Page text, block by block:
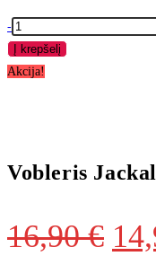
-
Į krepšelį
Akcija!
Vobleris
16,90€